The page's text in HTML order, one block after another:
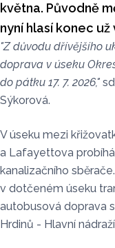
května. Původně
nyní hlasí konec
"Z důvodu dřívějšího
doprava v úseku
do pátku 17. 7. 2026,"
Sýkorová.
V úseku mezi
a Lafayettova
kanalizačního
v dotčeném úseku
autobusová doprava
Hrdinů - Hlavní